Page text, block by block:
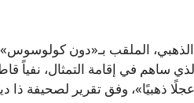
الذهبي، الملقب بـ«دون
ساهم في إقامة التمثال، نفياً
ذهبيًا»، وفق تقرير لصحيفة